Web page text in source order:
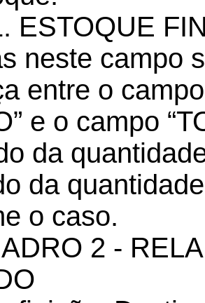
ESTOQUE
neste campo
entre o
e o campo
da
da
o caso.
2 -